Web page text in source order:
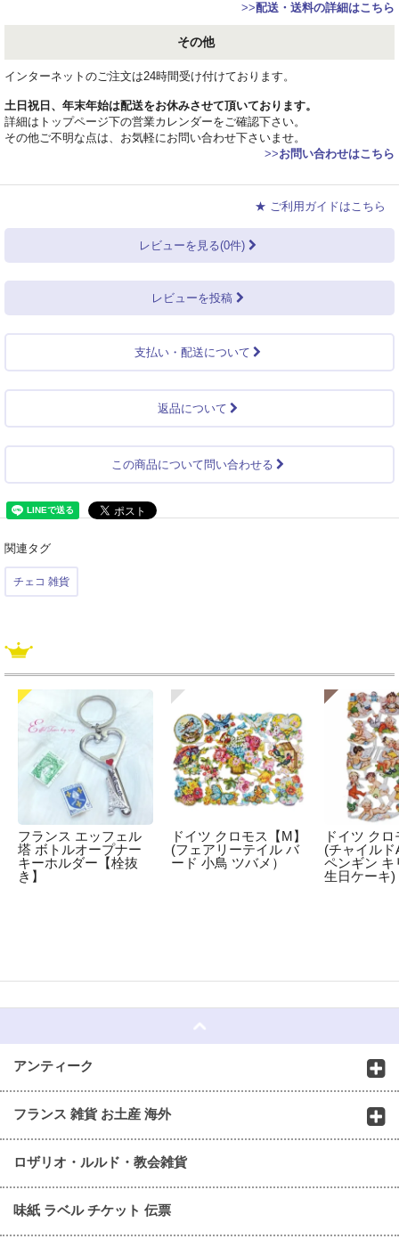
>>配送・送料の詳細はこちら
その他
インターネットのご注文は24時間受け付けております。
土日祝日、年末年始は配送をお休みさせて頂いております。
詳細はトップページ下の営業カレンダーをご確認下さい。
その他ご不明な点は、お気軽にお問い合わせ下さいませ。
>>お問い合わせはこちら
★ ご利用ガイドはこちら
レビューを見る(0件)
レビューを投稿
支払い・配送について
返品について
この商品について問い合わせる
関連タグ
チェコ 雑貨
フランス エッフェル
塔 ボトルオープナー
キーホルダー【栓抜
き】
ドイツ クロモス【M】
(フェアリーテイル バ
ード 小鳥 ツバメ）
ドイツ ク
(チャイルド
ペンギン キ
生日ケーキ)
アンティーク
フランス 雑貨 お土産 海外
ロザリオ・ルルド・教会雑貨
味紙 ラベル チケット 伝票